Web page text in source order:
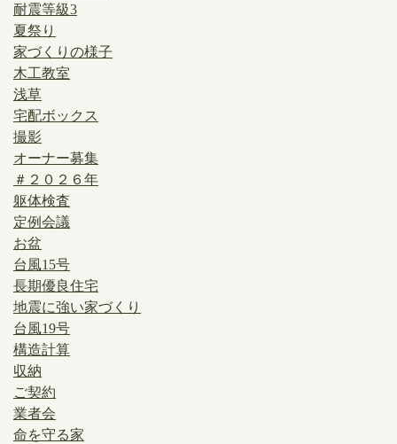
耐震等級3
夏祭り
家づくりの様子
木工教室
浅草
宅配ボックス
撮影
オーナー募集
＃２０２６年
躯体検査
定例会議
お盆
台風15号
長期優良住宅
地震に強い家づくり
台風19号
構造計算
収納
ご契約
業者会
命を守る家